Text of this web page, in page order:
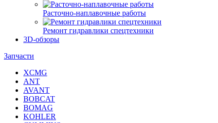
Расточно-наплавочные работы
Ремонт гидравлики спецтехники
3D-обзоры
Запчасти
XCMG
ANT
AVANT
BOBCAT
BOMAG
KOHLER